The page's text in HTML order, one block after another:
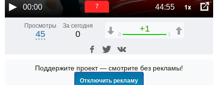
00:00 44:55 1x
6
Просмотры
45
За сегодня
0
+1
0 1
Поддержите проект — смотрите без рекламы!
Отключить рекламу